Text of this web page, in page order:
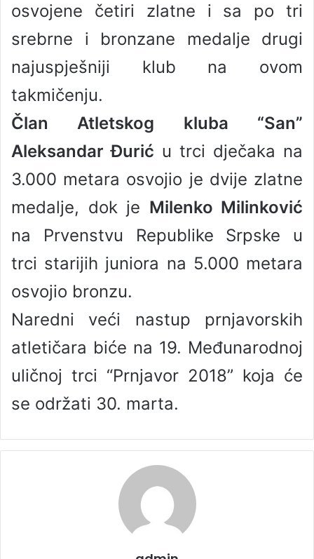
osvojene četiri zlatne i sa po tri
srebrne i bronzane medalje drugi
najuspješniji klub na ovom
takmičenju.
Član Atletskog kluba “San”
Aleksandar Đurić u trci dječaka na
3.000 metara osvojio je dvije zlatne
medalje, dok je Milenko Milinković
na Prvenstvu Republike Srpske u
trci starijih juniora na 5.000 metara
osvojio bronzu.
Naredni veći nastup prnjavorskih
atletičara biće na 19. Međunarodnoj
uličnoj trci “Prnjavor 2018” koja će
se održati 30. marta.